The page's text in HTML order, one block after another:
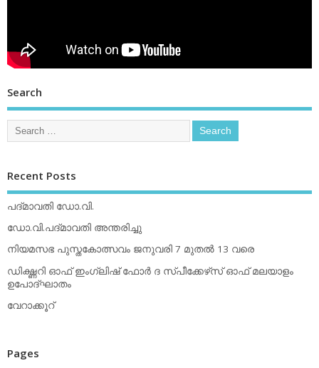
Search
Recent Posts
പദ്മാവതി ഡോ.വി.
ഡോ.വി.പദ്മാവതി അന്തരിച്ചു
നിയമസഭ പുസ്തകോത്സവം ജനുവരി 7 മുതല്‍ 13 വരെ
ഡിക്ഷ്ണറി ഓഫ് ഇംഗ്ലിഷ് ഫോര്‍ ദ സ്പീക്കേഴ്‌സ് ഓഫ് മലയാളം
ഉപോദ്ഘാതം
വേറാക്കൂറ്
Pages